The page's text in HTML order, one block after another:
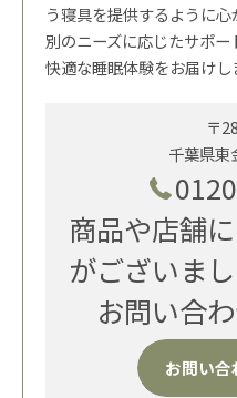
う寝具を提供するように
別のニーズに応じたサポ
快適な睡眠体験をお届けし
〒
千葉県東
商品や店舗
がございま
お問い合
お問い合